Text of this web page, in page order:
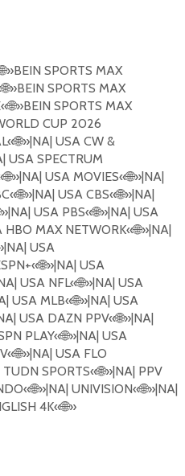
»BEIN SPORTS MAX
🌐»BEIN SPORTS MAX
🌐»BEIN SPORTS MAX
CUP 2026
🌐»|NA| USA CW &
USA SPECTRUM
🌐»|NA| USA MOVIES«🌐»|NA|
🌐»|NA| USA CBS«🌐»|NA|
»|NA| USA PBS«🌐»|NA| USA
HBO MAX NETWORK«🌐»|NA|
USA
🌐»|NA| USA
USA NFL«🌐»|NA| USA
USA MLB«🌐»|NA| USA
USA DAZN PPV«🌐»|NA|
PLAY«🌐»|NA| USA
🌐»|NA| USA FLO
TUDN SPORTS«🌐»|NA| PPV
🌐»|NA| UNIVISION«🌐»|NA|
4K«🌐»